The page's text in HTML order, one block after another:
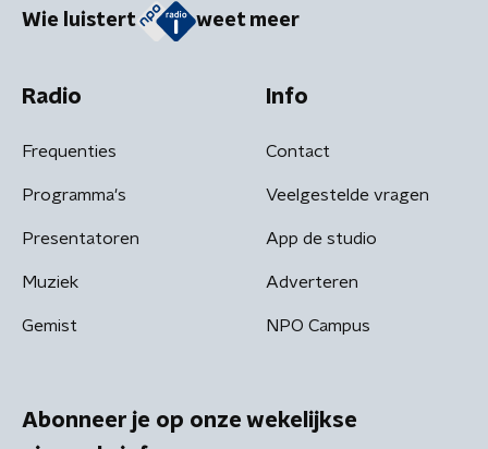
Wie luistert weet meer
Radio
Frequenties
Programma's
Presentatoren
Muziek
Gemist
Info
Contact
Veelgestelde vragen
App de studio
Adverteren
NPO Campus
Abonneer je op onze wekelijkse